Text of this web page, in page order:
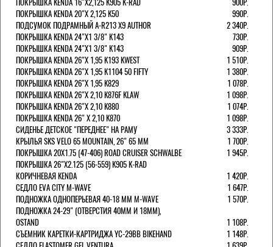
ПОКРЫШКА KENDA 20"Х 2,125 K50
990Р.
ПОДСУМОК ПОДРАМНЫЙ A-R213 X9 AUTHOR
2 340Р.
ПОКРЫШКА KENDA 24"Х1 3/8" K143
730Р.
ПОКРЫШКА KENDA 24"Х1 3/8" K143
909Р.
ПОКРЫШКА KENDA 26"Х 1,95 K193 KWEST
1 510Р.
ПОКРЫШКА KENDA 26"Х 1,95 K1104 50 FIFTY
1 380Р.
ПОКРЫШКА KENDA 26"Х 1,95 K829
1 078Р.
ПОКРЫШКА KENDA 26"Х 2,10 K876F KLAW
1 098Р.
ПОКРЫШКА KENDA 26"Х 2,10 K880
1 074Р.
ПОКРЫШКА KENDA 26" Х 2,10 K870
1 098Р.
СИДЕНЬЕ ДЕТСКОЕ "ПЕРЕДНЕЕ" НА РАМУ
3 333Р.
КРЫЛЬЯ SKS VELO 65 MOUNTAIN, 26" 65 ММ
1 700Р.
ПОКРЫШКА 20X1.75 (47-406) ROAD CRUISER SCHWALBE
1 945Р.
ПОКРЫШКА 26"Х2.125 (56-559) K905 K-RAD
КОРИЧНЕВАЯ KENDA
1 420Р.
СЕДЛО EVA CITY M-WAVE
1 647Р.
ПОДНОЖКА ОДНОПЕРЬЕВАЯ 40-18 ММ M-WAVE
1 570Р.
ПОДНОЖКА 24-29" (ОТВЕРСТИЯ 40ММ И 18ММ),
OSTAND
1 108Р.
СЪЕМНИК КАРЕТКИ-КАРТРИДЖА YC-29BB BIKEHAND
1 148Р.